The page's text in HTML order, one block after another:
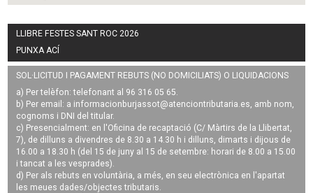
LLIBRE FESTES SANT ROC 2026
PUNXA ACÍ
SOL·LICITUD I PAGAMENT REBUTS (NO DOMICILIATS) O LIQUIDACIONS
a) Per telèfon: telefonant al 96 316 05 65.
b) Per email: a informacionburjassot@atenciontributaria.es, amb nom,
cognoms i DNI del titular.
c) Presencialment: en l'Oficina de recaptació (C/ Màrtirs de la Llibertat,
7), de dilluns a divendres de 8.30 a 14.30 h i dilluns, dimarts i dijous de
16.00 a 18.30 h (del 15 de juny al 15 de setembre: horari de 8.00 a 15.00
i tancat a les vesprades).
d) Per als rebuts en voluntària, a més, en seu electrònica en l'apartat
les meues dades/objectes tributaris.